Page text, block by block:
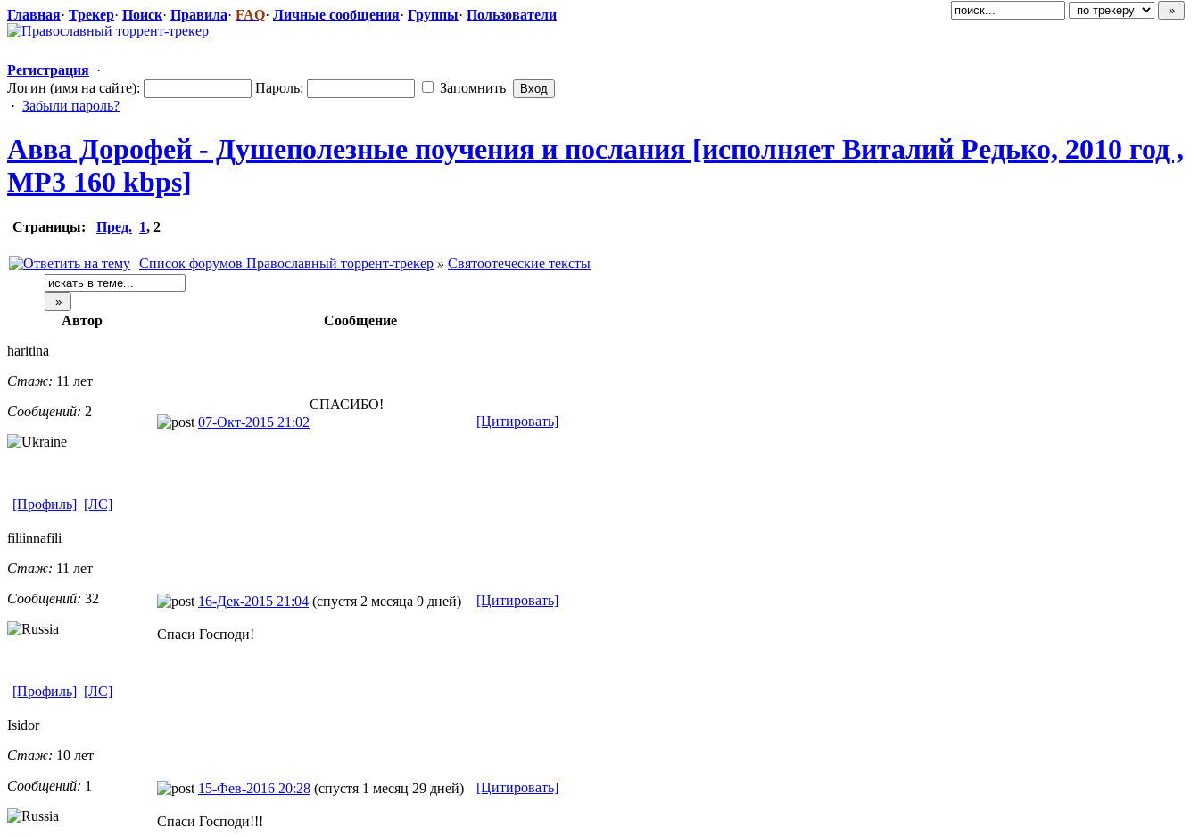
Главная· Трекер· Поиск· Правила· FAQ· Личные сообщения· Группы· Пользователи
Регистрация ·
Логин (имя на сайте):
Пароль:
Запомнить
· Забыли пароль?
Авва Дорофей - Душеполезные ​ поучения и послания [исполняет Виталий Редько, 2010 год ,
MP3 160 kbps]
Страницы: Пред. 1, 2
Список форумов Православный торрент-трекер » Святоотеческие тексты
Автор
Сообщение
haritina
Стаж: 11 лет
Сообщений: 2
07-Окт-2015 21:02 [Цитировать]
СПАСИБО!
[Профиль] [ЛС]
filiinnafili
Стаж: 11 лет
Сообщений: 32 16-Дек-2015 21:04 (спустя 2 месяца 9 дней) [Цитировать]
Спаси Господи!
[Профиль] [ЛС]
Isidor
Стаж: 10 лет
Сообщений: 1 15-Фев-2016 20:28 (спустя 1 месяц 29 дней) [Цитировать]
Спаси Господи!!!